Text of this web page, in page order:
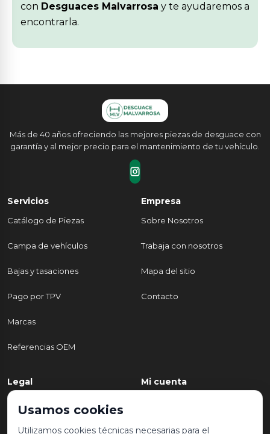
con Desguaces Malvarrosa y te ayudaremos a
encontrarla.
Más de 40 años ofreciendo las mejores piezas de desguace con
garantía y al mejor precio para el mantenimiento de tu vehículo.
Servicios
Catálogo de Piezas
Campa de vehículos
Bajas y tasaciones
Pago por TPV
Marcas
Referencias OEM
Empresa
Sobre Nosotros
Trabaja con nosotros
Mapa del sitio
Contacto
Legal
Política de Privacidad
Aviso legal y condiciones de
Mi cuenta
Mis pedidos
Usamos cookies
Utilizamos cookies técnicas necesarias para el